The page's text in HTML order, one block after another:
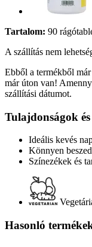
Tartalom: 90
A szállítás nem
Ebből a termékből
már úton van!
szállítási dátumot.
Tulajdonságok
Ideális kevés
Könnyen
Színezékek és
Hasonló